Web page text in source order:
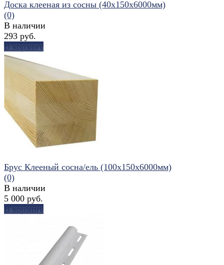
избранное сравнить
Доска клееная из сосны (40х150х6000мм)
(0)
В наличии
293 руб.
В корзину
сравнить
Брус Клееный сосна/ель (100х150х6000мм)
(0)
В наличии
5 000 руб.
В корзину